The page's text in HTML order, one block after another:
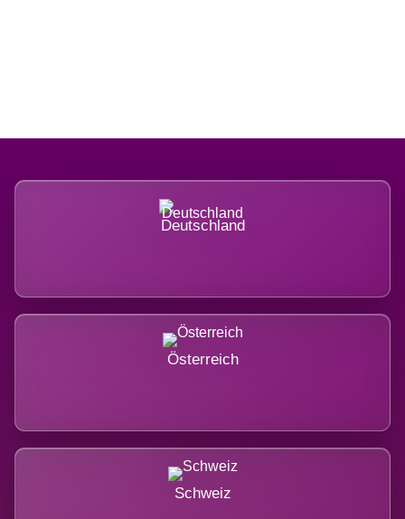
Deutschland
Österreich
Schweiz